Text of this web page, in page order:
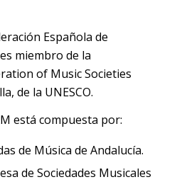
Española de
miembro de la
of Music Societies
de la UNESCO.
está compuesta por:
de Música de Andalucía.
de Sociedades Musicales